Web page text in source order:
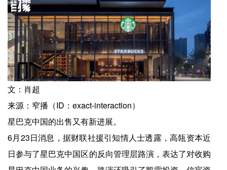
文：肖超
来源：窄播（ID：exact-interaction）
星巴克中国的出售又有新进展。
6月23日消息，据财联社援引知情人士透露，高瓴资本近
日参与了星巴克中国区的反向管理层路演，表达了对收购